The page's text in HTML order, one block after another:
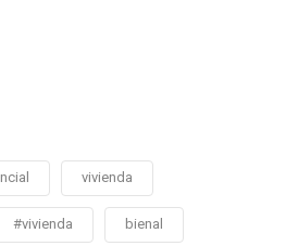
vivienda
#vivienda bienal